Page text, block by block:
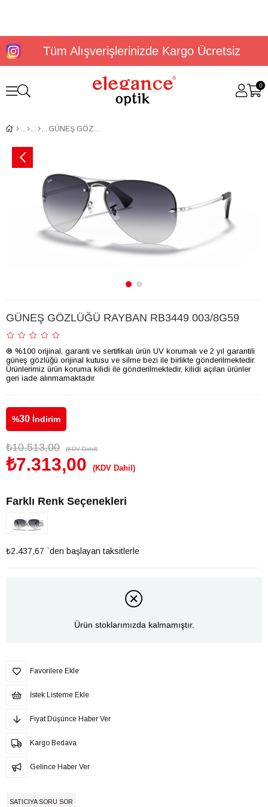
Tüm Alışverişlerinizde Kargo Ücretsiz
0
GÜNEŞ GÖZLÜĞÜ RAYBAN RB3449 003/8G59
GÜNEŞ GÖZLÜĞÜ RAYBAN RB3449 003/8G59
® %100 orijinal, garanti ve sertifikalı ürün UV korumalı ve 2 yıl garantili
güneş gözlüğü orijinal kutusu ve silme bezi ile birlikte gönderilmektedir.
Ürünlerimiz ürün koruma kilidi ile gönderilmektedir, kilidi açılan ürünler
geri iade alınmamaktadır.
%30 İndirim
₺10.513,00 (KDV Dahil)
₺7.313,00 (KDV Dahil)
Farklı Renk Seçenekleri
Tükendi
₺2.437,67 `den başlayan taksitlerle
Ürün stoklarımızda kalmamıştır.
Favorilere Ekle
İstek Listeme Ekle
Fiyat Düşünce Haber Ver
Kargo Bedava
Gelince Haber Ver
SATICIYA SORU SOR